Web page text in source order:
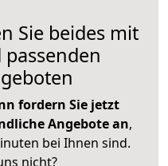
Sie beides mit
fordern Sie jetzt
Angebote an,
bei Ihnen sind.
nicht?